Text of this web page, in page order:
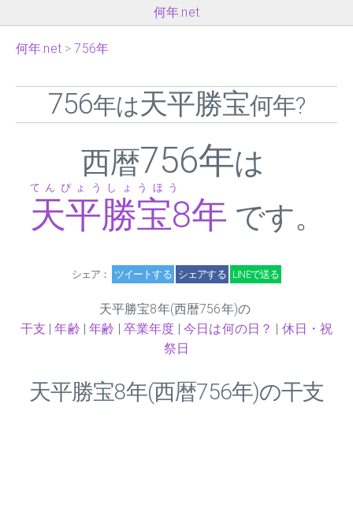
何年.net
何年.net 756年
756年は天平勝宝何年?
西暦756年は
天平勝宝8年
てんぴょうしょうほう
です。
シェア： ツイートする シェアする LINEで送る
天平勝宝8年(西暦756年)の
干支 |年齢 |年齢 |卒業年度 |今日は何の日？ | 休日・祝
祭日
天平勝宝8年(西暦756年)の干支